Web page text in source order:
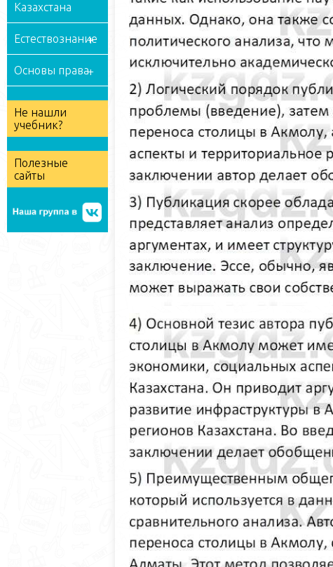
Казахстана
Естествознание
Основы права
Не нашли
учебник?
Полезные
сайты